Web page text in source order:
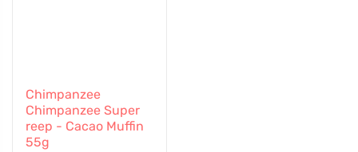
Chimpanzee
Chimpanzee Super
reep - Cacao Muffin
55g